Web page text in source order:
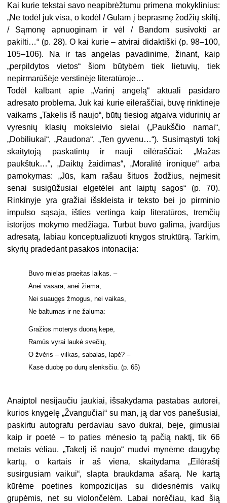
Kai kurie tekstai savo neapibrėžtumu primena mokyklinius:
„Ne todėl juk visa, o kodėl / Gulam į beprasmę žodžių skiltį,
/ Sąmonę apnuoginam ir vėl / Bandom susivokti ar
pakilti…“ (p. 28). O kai kurie – atvirai didaktiški (p. 98–100,
105–106). Na ir tas angelas pavadinime, žinant, kaip
„perpildytos vietos“ šiom būtybėm tiek lietuvių, tiek
nepirmarūšėje verstinėje literatūroje…
Todėl kalbant apie „Varinį angelą“ aktuali pasidaro
adresato problema. Juk kai kurie eilėraščiai, buvę rinktinėje
vaikams „Takelis iš naujo“, būtų tiesiog atgaiva vidurinių ar
vyresnių klasių moksleivio sielai („Paukščio namai“,
„Dobiliukai“, „Raudona“, „Ten gyvenu…“). Susimąstyti tokį
skaitytoją paskatintų ir nauji eilėraščiai: „Mažas
paukštuk…“, „Daiktų žaidimas“, „Moralité ironique“ arba
pamokymas: „Jūs, kam rašau šituos žodžius, neįmesit
senai susigūžusiai elgetėlei ant laiptų sagos“ (p. 70).
Rinkinyje yra gražiai išskleista ir teksto bei jo pirminio
impulso sąsaja, išties vertinga kaip literatūros, tremčių
istorijos mokymo medžiaga. Turbūt buvo galima, įvardijus
adresatą, labiau konceptualizuoti knygos struktūrą. Tarkim,
skyrių pradedant pasakos intonacija:
Buvo mielas praeitas laikas. –
Anei vasara, anei žiema,
Nei suaugęs žmogus, nei vaikas,
Ne baltumas ir ne žaluma:
Gražios moterys duoną kepė,
Ramūs vyrai laukė svečių,
O žvėris – vilkas, sabalas, lapė? –
Kasė duobę po durų slenksčiu. (p. 65)
Anaiptol nesijaučiu jaukiai, išsakydama pastabas autorei,
kurios knygelę „Žvangučiai“ su man, ją dar vos panešusiai,
paskirtu autografu perdaviau savo dukrai, beje, gimusiai
kaip ir poetė – to paties mėnesio tą pačią naktį, tik 66
metais vėliau. „Takelį iš naujo“ mudvi mynėme daugybę
kartų, o kartais ir aš viena, skaitydama „Eilėraštį
susirgusiam vaikui“, slapta braukdama ašarą. Ne kartą
kūrėme poetines kompozicijas su didesnėmis vaikų
grupėmis, net su violončelėm. Labai norėčiau, kad šią